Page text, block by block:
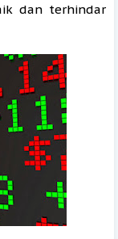
dan terhindar